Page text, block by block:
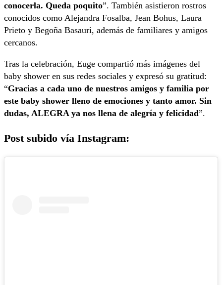
conocerla. Queda poquito”. También asistieron rostros
conocidos como Alejandra Fosalba, Jean Bohus, Laura
Prieto y Begoña Basauri, además de familiares y amigos
cercanos.
Tras la celebración, Euge compartió más imágenes del
baby shower en sus redes sociales y expresó su gratitud:
“Gracias a cada uno de nuestros amigos y familia por
este baby shower lleno de emociones y tanto amor. Sin
dudas, ALEGRA ya nos llena de alegría y felicidad”.
Post subido vía Instagram: